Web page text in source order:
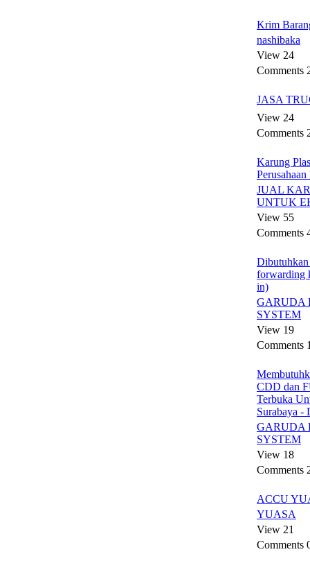
Krim
nashibaka
View 24
Comments
JASA
View 24
Comments
Karung
JUAL
UNTUK
View 55
Comments
Dibutuhkan
forwarding
in)
GARUDA
SYSTEM
View 19
Comments
CDD dan
Terbuka
Surabaya -
GARUDA
SYSTEM
View 18
Comments
ACCU
YUASA
View 21
Comments